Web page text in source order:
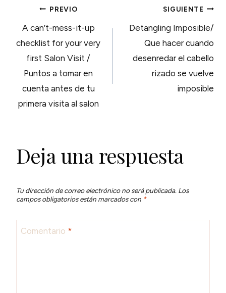
NAVEGACIÓN
DE
ENTRADAS
PREVIO
A can’t-mess-it-up
checklist for your very
first Salon Visit /
Puntos a tomar en
cuenta antes de tu
primera visita al salon
SIGUIENTE
Detangling Imposible/
Que hacer cuando
desenredar el cabello
rizado se vuelve
imposible
Deja una respuesta
Tu dirección de correo electrónico no será publicada. Los
campos obligatorios están marcados con *
Comentario *